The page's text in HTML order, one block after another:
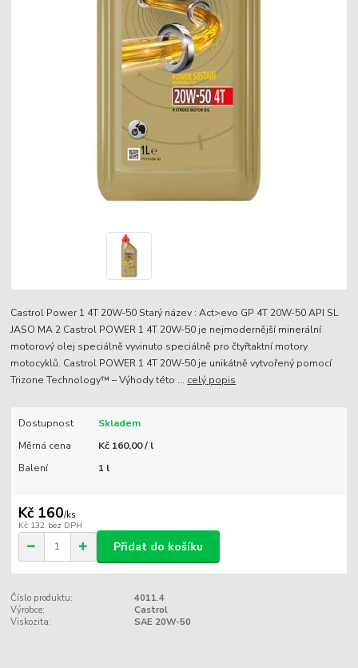
Castrol Power 1 4T 20W-50 Starý název : Act>evo GP 4T 20W-50 API SL
JASO MA 2 Castrol POWER 1 4T 20W-50 je nejmodernější minerální
motorový olej speciálně vyvinuto speciálně pro čtyřtaktní motory
motocyklů. Castrol POWER 1 4T 20W-50 je unikátně vytvořený pomocí
Trizone Technology™ – Výhody této ... celý popis
Dostupnost
Skladem
Měrná cena
Kč 160,00 / l
Balení
1 l
Kč 160/ks
Kč 132 bez DPH
Přidat do košíku
Číslo produktu:
4011.4
Výrobce:
Castrol
Viskozita:
SAE 20W-50